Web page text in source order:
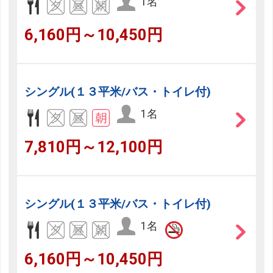
6,160円～10,450円
シングル(１３平米/バス・トイレ付)
1名
7,810円～12,100円
シングル(１３平米/バス・トイレ付)
1名
6,160円～10,450円